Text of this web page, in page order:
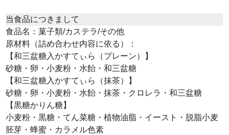
当食品につきまして
食品名：菓子類/カステラ/その他
原材料（詰め合わせ内容に依る）：
【和三盆糖入かすてぃら（プレーン）】
砂糖・卵・小麦粉・水飴・和三盆糖
【和三盆糖入かすてぃら（抹茶）】
砂糖・卵・小麦粉・水飴・抹茶・クロレラ・和三盆糖
【黒糖かりん糖】
小麦粉・黒糖・てん菜糖・植物油脂・イースト・脱脂小麦
胚芽・蜂蜜・カラメル色素